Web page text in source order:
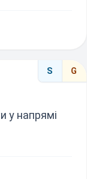
S G
у напрямі